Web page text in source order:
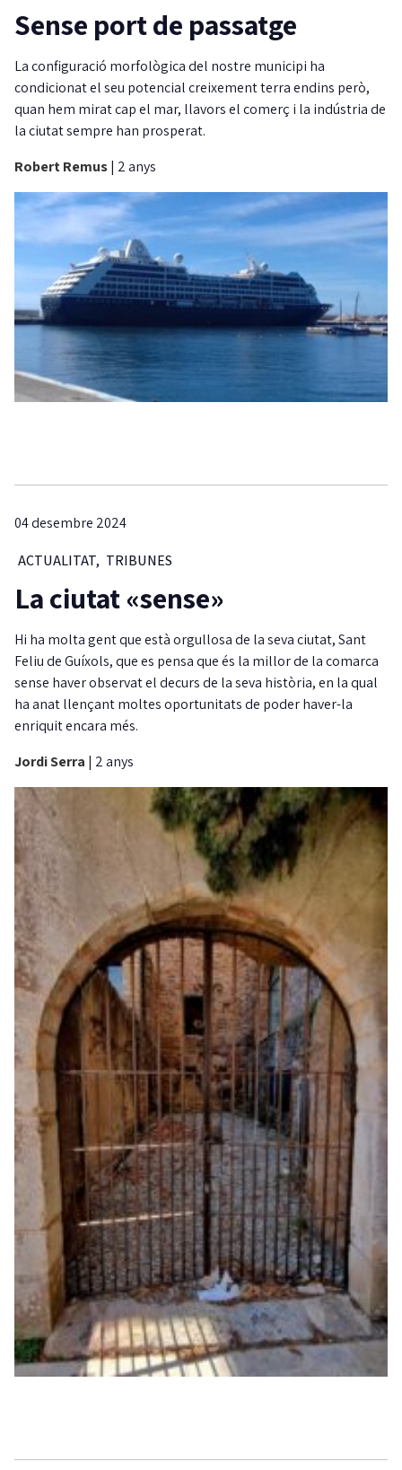
Sense port de passatge
La configuració morfològica del nostre municipi ha
condicionat el seu potencial creixement terra endins però,
quan hem mirat cap el mar, llavors el comerç i la indústria de
la ciutat sempre han prosperat.
Robert Remus| 2 anys
04 desembre 2024
ACTUALITAT, TRIBUNES
La ciutat «sense»
Hi ha molta gent que està orgullosa de la seva ciutat, Sant
Feliu de Guíxols, que es pensa que és la millor de la comarca
sense haver observat el decurs de la seva història, en la qual
ha anat llençant moltes oportunitats de poder haver-la
enriquit encara més.
Jordi Serra | 2 anys